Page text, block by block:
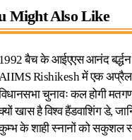
Might Also Like
1992 बैच के आईएएस आनंद
Rishikesh में एक अप्रैल
चुनावः कल होगी
खास है विश्व हैंडवाशिंग डे,
के शाही स्नानों को सकुशल